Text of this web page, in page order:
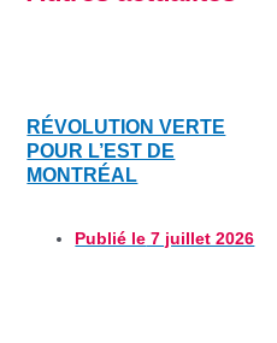
RÉVOLUTION VERTE
POUR L’EST DE
MONTRÉAL
Publié le 7 juillet 2026